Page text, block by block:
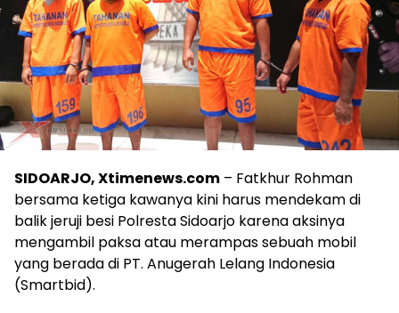
SIDOARJO, Xtimenews.com – Fatkhur Rohman
bersama ketiga kawanya kini harus mendekam di
balik jeruji besi Polresta Sidoarjo karena aksinya
mengambil paksa atau merampas sebuah mobil
yang berada di PT. Anugerah Lelang Indonesia
(Smartbid).